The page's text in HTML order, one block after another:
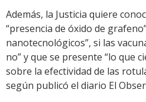
Además, la Justicia quiere
“presencia de óxido de
nanotecnológicos”, si las
no” y que se presente “lo que
sobre la efectividad de las
según publicó el diario El